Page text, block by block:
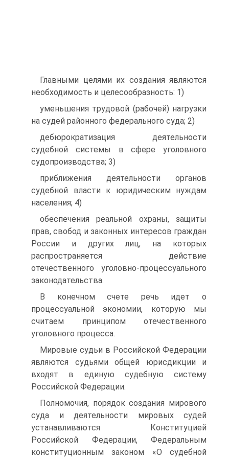
Главными целями их создания являются
необходимость и целесообразность: 1)
уменьшения трудовой (рабочей) нагрузки
на судей районного федерального суда; 2)
дебюрократизация деятельности
судебной системы в сфере уголовного
судопроизводства; 3)
приближения деятельности органов
судебной власти к юридическим нуждам
населения; 4)
обеспечения реальной охраны, защиты
прав, свобод и законных интересов граждан
России и других лиц, на которых
распространяется действие
отечественного уголовно-процессуального
законодательства.
В конечном счете речь идет о
процессуальной экономии, которую мы
считаем принципом отечественного
уголовного процесса.
Мировые судьи в Российской Федерации
являются судьями общей юрисдикции и
входят в единую судебную систему
Российской Федерации.
Полномочия, порядок создания мирового
суда и деятельности мировых судей
устанавливаются Конституцией
Российской Федерации, Федеральным
конституционным законом «О судебной